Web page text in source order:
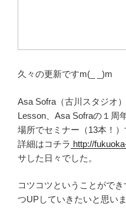
久々の更新ですm(_ _)m
Asa Sofra（古川スタジオ
Lesson、Asa Sofraの１周
場所でセミナー（13本！
詳細はコチラ http://
サした日々でした。
コツコツということがで
つUPしていきたいと思いま